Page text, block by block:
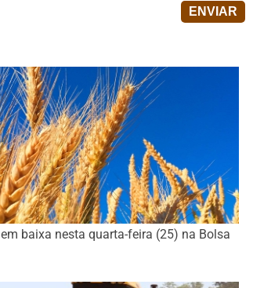
baixa nesta quarta-feira (25) na Bolsa